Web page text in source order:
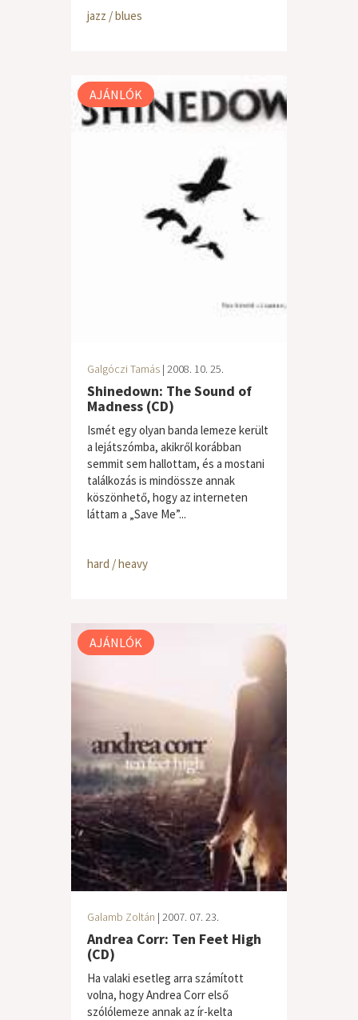
jazz / blues
AJÁNLÓK
Galgóczi Tamás | 2008. 10. 25.
Shinedown: The Sound of
Madness (CD)
Ismét egy olyan banda lemeze került
a lejátszómba, akikről korábban
semmit sem hallottam, és a mostani
találkozás is mindössze annak
köszönhető, hogy az interneten
láttam a „Save Me”...
hard / heavy
AJÁNLÓK
Galamb Zoltán | 2007. 07. 23.
Andrea Corr: Ten Feet High
(CD)
Ha valaki esetleg arra számított
volna, hogy Andrea Corr első
szólólemeze annak az ír-kelta